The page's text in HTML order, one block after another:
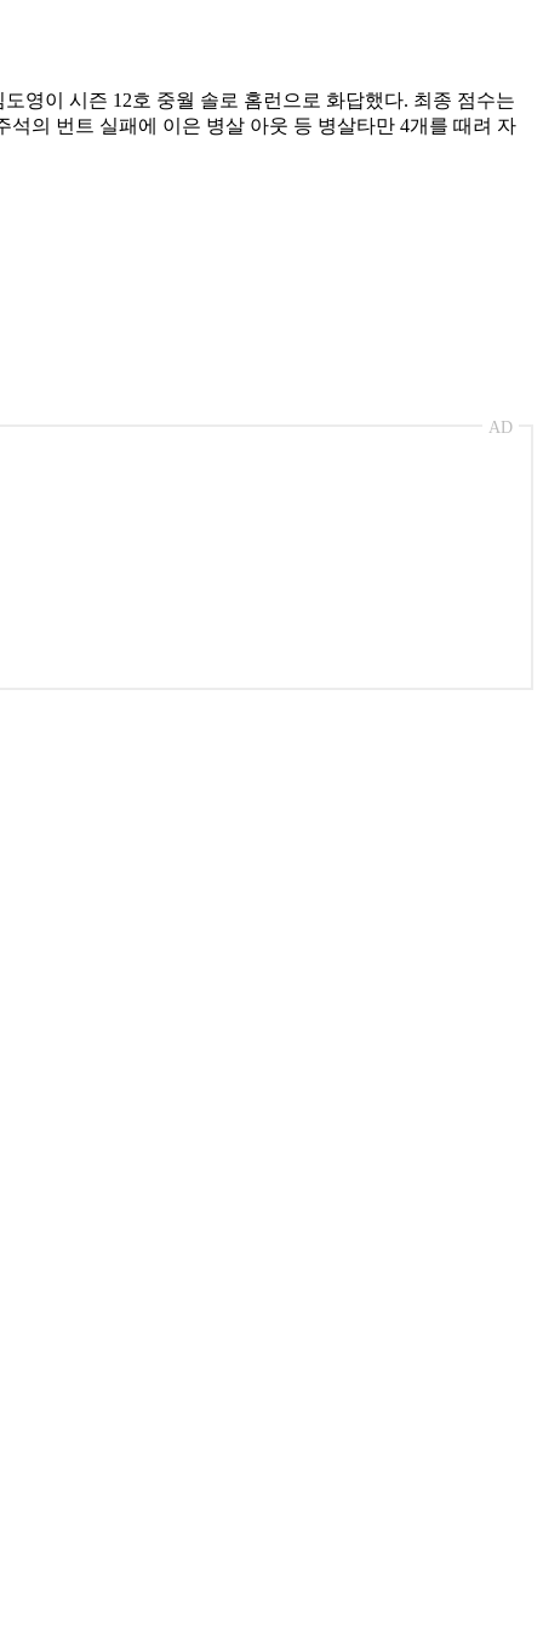
영이 시즌 12호 중월 솔로 홈런으로 화답했다. 최종 점수는
의 번트 실패에 이은 병살 아웃 등 병살타만 4개를 때려 자
AD